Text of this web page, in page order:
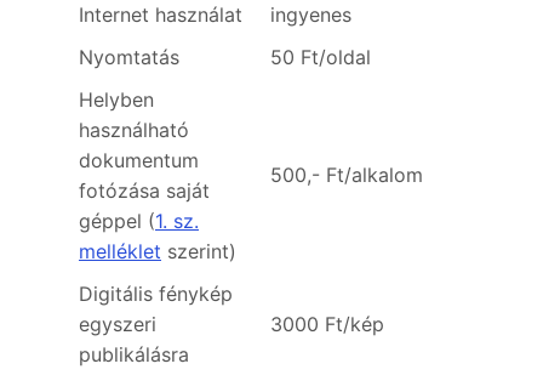
Internet használat
ingyenes
Nyomtatás
50 Ft/oldal
Helyben
használható
dokumentum
fotózása saját
géppel (1. sz.
melléklet szerint)
500,- Ft/alkalom
Digitális fénykép
egyszeri
publikálásra
3000 Ft/kép